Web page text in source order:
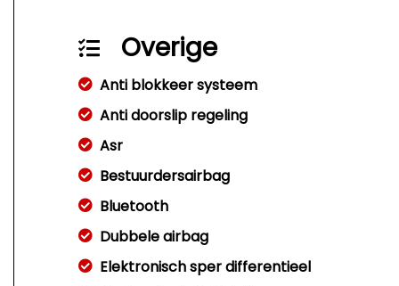
Overige
Anti blokkeer systeem
Anti doorslip regeling
Asr
Bestuurdersairbag
Bluetooth
Dubbele airbag
Elektronisch sper differentieel